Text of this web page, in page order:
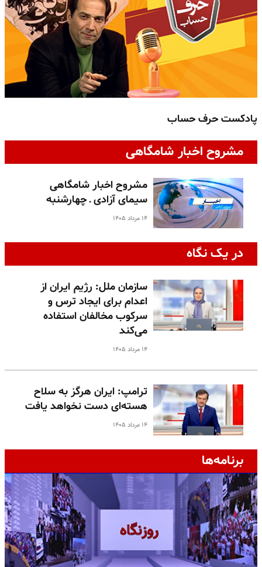
پادکست حرف حساب
مشروح اخبار شامگاهی
مشروح اخبار شامگاهی
سیمای آزادی ـ چهارشنبه
۱۴ مرداد ۱۴۰۵
در یک نگاه
سازمان ملل: رژیم ایران از
اعدام برای ایجاد ترس و
سرکوب مخالفان استفاده
می‌کند
۱۴ مرداد ۱۴۰۵
ترامپ: ایران هرگز به سلاح
هسته‌ای دست نخواهد یافت
۱۴ مرداد ۱۴۰۵
برنامه‌ها